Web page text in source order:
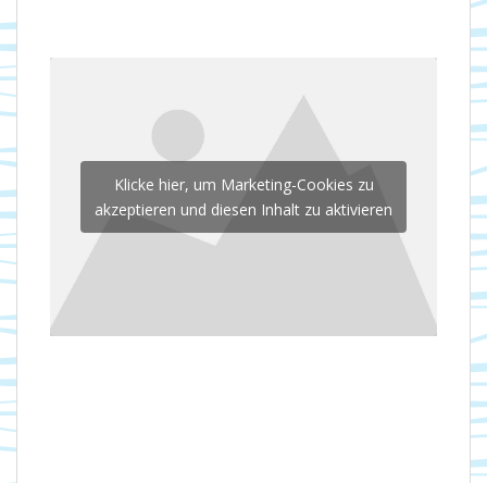
Klicke hier, um Marketing-Cookies zu
akzeptieren und diesen Inhalt zu aktivieren